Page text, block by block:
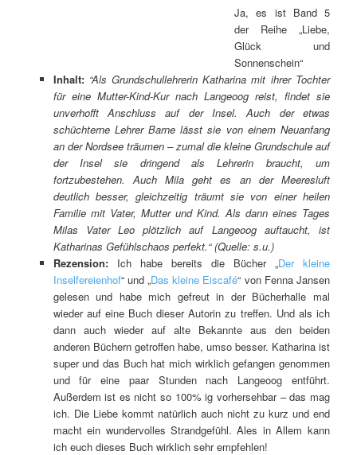
Ja, es ist Band 5
der Reihe „Liebe,
Glück und
Sonnenschein“
Inhalt: “Als Grundschullehrerin Katharina mit ihrer Tochter
für eine Mutter-Kind-Kur nach Langeoog reist, findet sie
unverhofft Anschluss auf der Insel. Auch der etwas
schüchterne Lehrer Barne lässt sie von einem Neuanfang
an der Nordsee träumen – zumal die kleine Grundschule auf
der Insel sie dringend als Lehrerin braucht, um
fortzubestehen. Auch Mila geht es an der Meeresluft
deutlich besser, gleichzeitig träumt sie von einer heilen
Familie mit Vater, Mutter und Kind. Als dann eines Tages
Milas Vater Leo plötzlich auf Langeoog auftaucht, ist
Katharinas Gefühlschaos perfekt.“ (Quelle: s.u.)
Rezension: Ich habe bereits die Bücher „Der kleine
Inselfereienhof“ und „Das kleine Eiscafé“ von Fenna Jansen
gelesen und habe mich gefreut in der Bücherhalle mal
wieder auf eine Buch dieser Autorin zu treffen. Und als ich
dann auch wieder auf alte Bekannte aus den beiden
anderen Büchern getroffen habe, umso besser. Katharina ist
super und das Buch hat mich wirklich gefangen genommen
und für eine paar Stunden nach Langeoog entführt.
Außerdem ist es nicht so 100% ig vorhersehbar – das mag
ich. Die Liebe kommt natürlich auch nicht zu kurz und end
macht ein wundervolles Strandgefühl. Ales in Allem kann
ich euch dieses Buch wirklich sehr empfehlen!